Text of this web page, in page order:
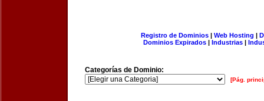
Registro de Dominios| Web Hosting |
Dominios Expirados | Industrias |
Categorías de Dominio:
[Pág.